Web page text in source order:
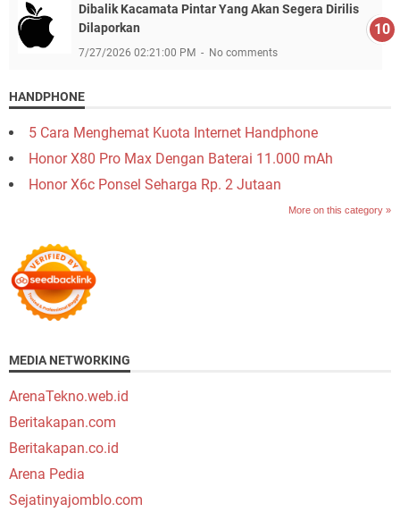
Dibalik Kacamata Pintar Yang Akan Segera Dirilis
Dilaporkan
7/27/2026 02:21:00 PM No comments
HANDPHONE
5 Cara Menghemat Kuota Internet Handphone
Honor X80 Pro Max Dengan Baterai 11.000 mAh
Honor X6c Ponsel Seharga Rp. 2 Jutaan
More on this category »
MEDIA NETWORKING
ArenaTekno.web.id
Beritakapan.com
Beritakapan.co.id
Arena Pedia
Sejatinyajomblo.com